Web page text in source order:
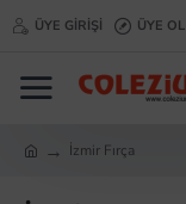
ÜYE GIRIŞI ÜYE OL
İzmir Fırça